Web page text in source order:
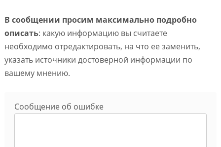
В сообщении просим максимально подробно
описать: какую информацию вы считаете
необходимо отредактировать, на что ее заменить,
указать источники достоверной информации по
вашему мнению.
Сообщение об ошибке